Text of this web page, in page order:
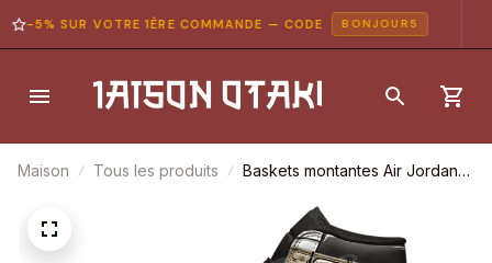
-5% SUR VOTRE 1ÈRE COMMANDE — CODE BONJOUR5
Maison Tous les produits
Baskets montantes Air Jordan
montantes Bungô Stray Dogs